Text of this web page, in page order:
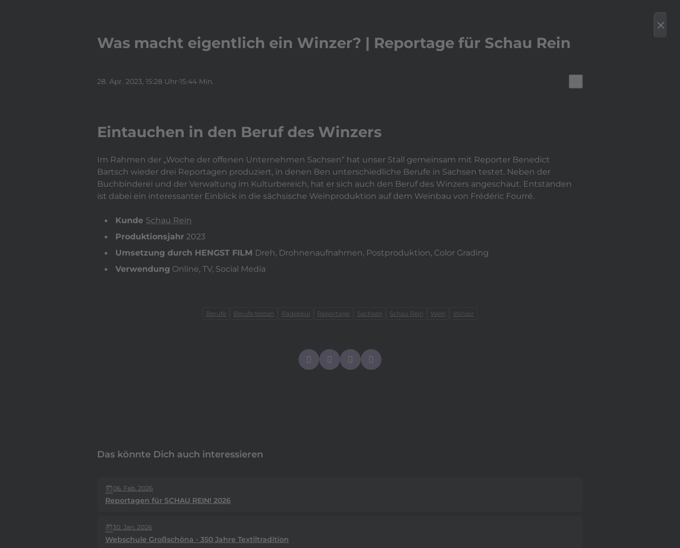
Was macht eigentlich ein Winzer? | Reportage für Schau Rein
28. Apr. 2023, 15:28 Uhr 15:44 Min.
Eintauchen in den Beruf des Winzers
Im Rahmen der „Woche der offenen Unternehmen Sachsen“ hat unser Stall gemeinsam mit Reporter Benedict
Bartsch wieder drei Reportagen produziert, in denen Ben unterschiedliche Berufe in Sachsen testet. Neben der
Buchbinderei und der Verwaltung im Kulturbereich, hat er sich auch den Beruf des Winzers angeschaut. Entstanden
ist dabei ein interessanter Einblick in die sächsische Weinproduktion auf dem Weinbau von Frédéric Fourré.
Kunde Schau Rein
Produktionsjahr 2023
Umsetzung durch HENGST FILM Dreh, Drohnenaufnahmen, Postproduktion, Color Grading
Verwendung Online, TV, Social Media
Berufe Berufe testen Radebeul Reportage Sachsen Schau Rein Wein Winzer
Das könnte Dich auch interessieren
today 06. Feb. 2026
Reportagen für SCHAU REIN! 2026
today30. Jan. 2026
Webschule Großschöna - 350 Jahre Textiltradition
close